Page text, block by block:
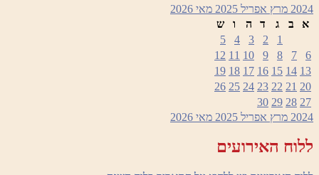
2024 מרץ אפריל 2025 מאי 2026
א
ב ג ד ה ו
ש
1
2
3
4
5
6
7
8
9
10
11
12
13
14
15
16
17
18
19
20
21
22
23
24
25
26
27
28
29
30
2024 מרץ אפריל 2025 מאי 2026
ללוח האירועים